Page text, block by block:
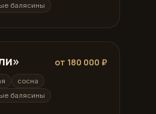
балясины
от 180 000 ₽
сосна
балясины